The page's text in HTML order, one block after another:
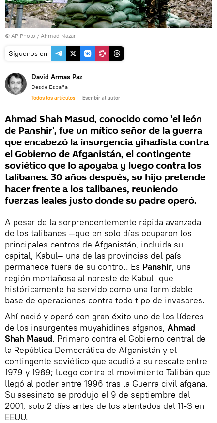
© AP Photo / Ahmad Nazar
Síguenos en
David Armas Paz
Desde España
Todos los artículos Escribir al autor
Ahmad Shah Masud, conocido como 'el león
de Panshir', fue un mítico señor de la guerra
que encabezó la insurgencia yihadista contra
el Gobierno de Afganistán, el contingente
soviético que lo apoyaba y luego contra los
talibanes. 30 años después, su hijo pretende
hacer frente a los talibanes, reuniendo
fuerzas leales justo donde su padre operó.
A pesar de la sorprendentemente rápida avanzada
de los talibanes —que en solo días ocuparon los
principales centros de Afganistán, incluida su
capital, Kabul— una de las provincias del país
permanece fuera de su control. Es Panshir, una
región montañosa al noreste de Kabul, que
históricamente ha servido como una formidable
base de operaciones contra todo tipo de invasores.
Ahí nació y operó con gran éxito uno de los líderes
de los insurgentes muyahidines afganos, Ahmad
Shah Masud. Primero contra el Gobierno central de
la República Democrática de Afganistán y el
contingente soviético que acudió a su rescate entre
1979 y 1989; luego contra el movimiento Talibán que
llegó al poder entre 1996 tras la Guerra civil afgana.
Su asesinato se produjo el 9 de septiembre del
2001, solo 2 días antes de los atentados del 11-S en
EEUU.